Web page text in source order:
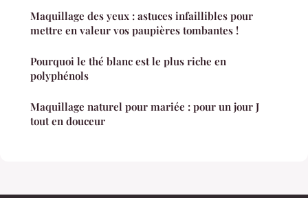
Maquillage des yeux : astuces infaillibles pour
mettre en valeur vos paupières tombantes !
Pourquoi le thé blanc est le plus riche en
polyphénols
Maquillage naturel pour mariée : pour un jour J
tout en douceur